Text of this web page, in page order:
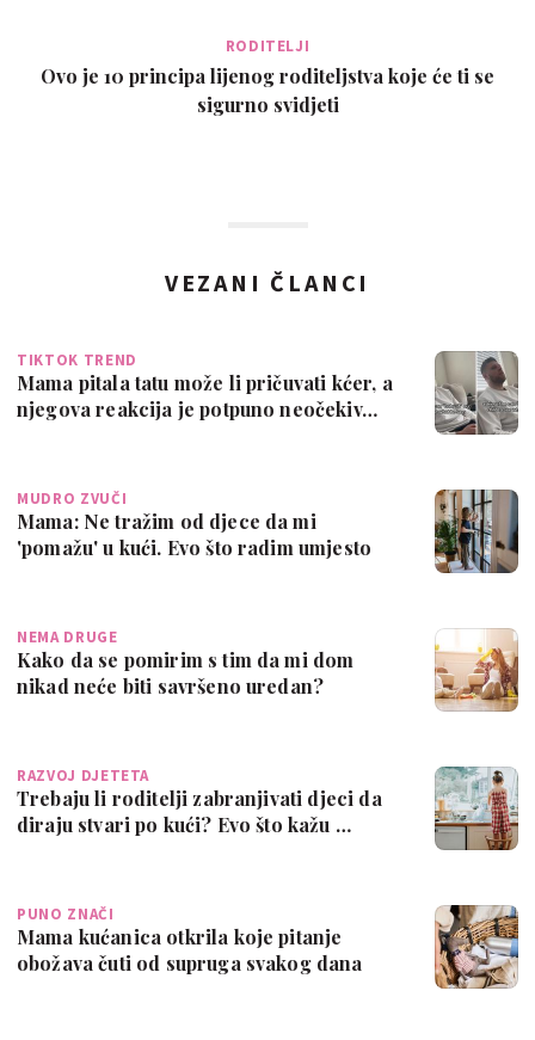
RODITELJI
Ovo je 10 principa lijenog roditeljstva koje će ti se
sigurno svidjeti
VEZANI ČLANCI
TIKTOK TREND
Mama pitala tatu može li pričuvati kćer, a
njegova reakcija je potpuno neočekiv…
MUDRO ZVUČI
Mama: Ne tražim od djece da mi
'pomažu' u kući. Evo što radim umjesto
NEMA DRUGE
Kako da se pomirim s tim da mi dom
nikad neće biti savršeno uredan?
RAZVOJ DJETETA
Trebaju li roditelji zabranjivati djeci da
diraju stvari po kući? Evo što kažu …
PUNO ZNAČI
Mama kućanica otkrila koje pitanje
obožava čuti od supruga svakog dana